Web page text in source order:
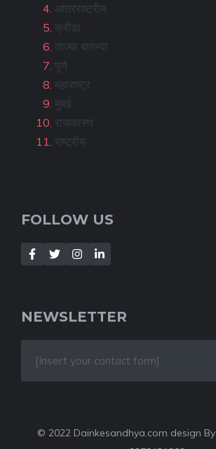
आंतरराष्ट्रीय
क्रीडा
ताज्या बातम्या
पुणे
महाराष्ट्र
मुंबई
राजकारण
राष्ट्रीय
FOLLOW US
NEWSLETTER
[Insert your contact form]
© 2022 Dainkesandhya.com design By